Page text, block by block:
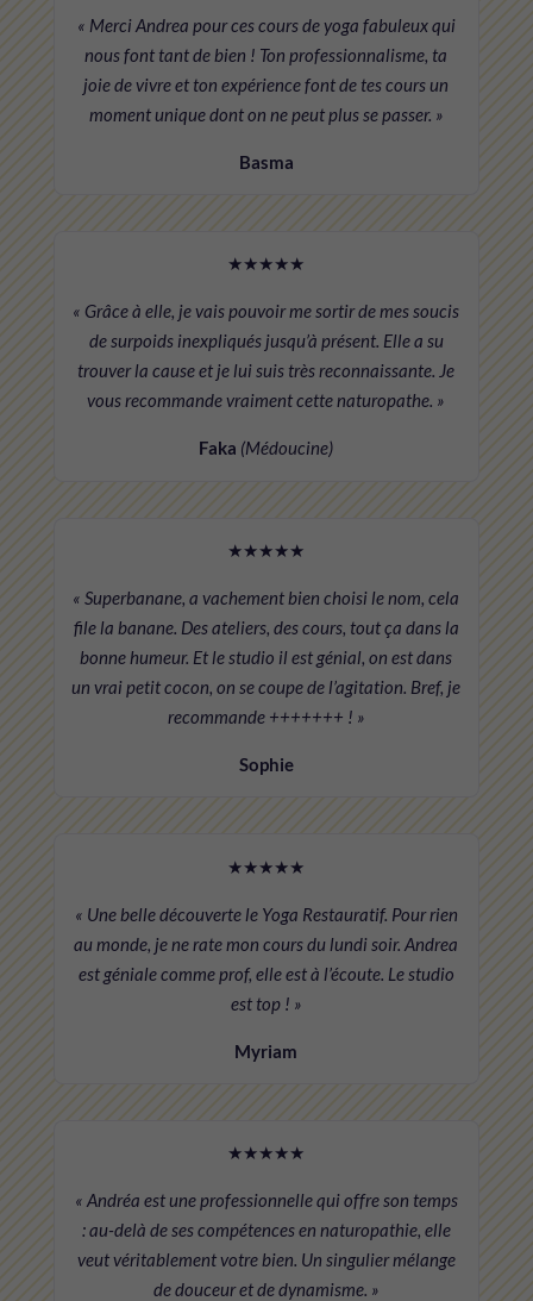
« Merci Andrea pour ces cours de yoga fabuleux qui
nous font tant de bien ! Ton professionnalisme, ta
joie de vivre et ton expérience font de tes cours un
moment unique dont on ne peut plus se passer. »
Basma
★★★★★
« Grâce à elle, je vais pouvoir me sortir de mes soucis
de surpoids inexpliqués jusqu’à présent. Elle a su
trouver la cause et je lui suis très reconnaissante. Je
vous recommande vraiment cette naturopathe. »
Faka (Médoucine)
★★★★★
« Superbanane, a vachement bien choisi le nom, cela
file la banane. Des ateliers, des cours, tout ça dans la
bonne humeur. Et le studio il est génial, on est dans
un vrai petit cocon, on se coupe de l’agitation. Bref, je
recommande +++++++ ! »
Sophie
★★★★★
« Une belle découverte le Yoga Restauratif. Pour rien
au monde, je ne rate mon cours du lundi soir. Andrea
est géniale comme prof, elle est à l’écoute. Le studio
est top ! »
Myriam
★★★★★
« Andréa est une professionnelle qui offre son temps
: au-delà de ses compétences en naturopathie, elle
veut véritablement votre bien. Un singulier mélange
de douceur et de dynamisme. »